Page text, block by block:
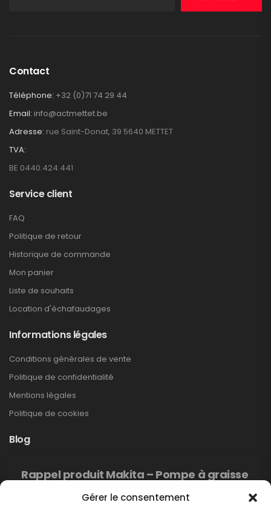
Gérer le consentement
Contact
Téléphone: +32 (0)71 74 29 44
Email: info@actmettet.be
Adresse: rue Saint-Donat, 39 5640 METTET
TVA:
BE 0440.424.441
Service client
FAQ
Politique de retour
Historique de commande
Mon panier
Liste de souhaits
Location d'échafaudages
Informations légales
Conditions générales de vente
Politique de confidentialité
Mentions légales
Politique de cookies
Blog
Rappel produit Makita – Pompe à graisse